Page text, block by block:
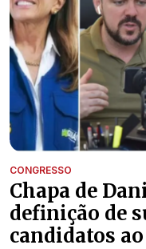
CONGRESSO
Chapa de
definição de
candidatos